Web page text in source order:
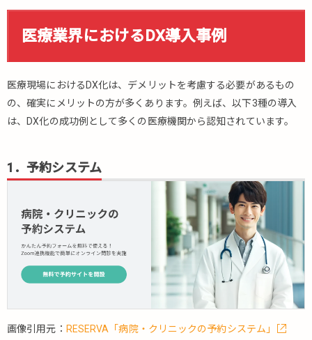
ス・オ
ーショ
3.3.
3．医療
MaaS（Mobility
ま
と
医療業界におけるDX導入事例
医療現場におけるDX化は、デメリットを考慮する必要があるもの
の、確実にメリットの方が多くあります。例えば、以下3種の導入
は、DX化の成功例として多くの医療機関から認知されています。
1．予約システム
画像引用元： RESERVA「病院・クリニックの予約システム」